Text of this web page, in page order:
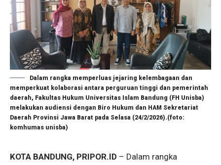
Dalam rangka memperluas jejaring kelembagaan dan
memperkuat kolaborasi antara perguruan tinggi dan pemerintah
daerah, Fakultas Hukum Universitas Islam Bandung (FH Unisba)
melakukan audiensi dengan Biro Hukum dan HAM Sekretariat
Daerah Provinsi Jawa Barat pada Selasa (24/2/2026).(foto:
komhumas unisba)
KOTA BANDUNG, PRIPOR.ID – Dalam rangka